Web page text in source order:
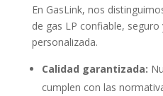
En GasLink, nos
de gas LP confiable,
personalizada.
Calidad garantizada:
cumplen con las